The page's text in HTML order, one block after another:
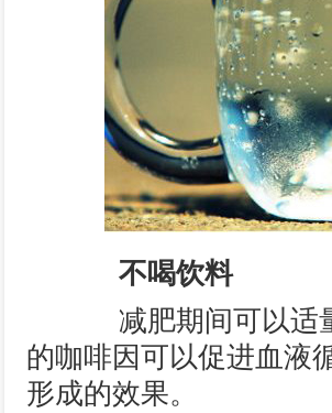
不喝饮料
减肥期间可以适
的咖啡因可以促进血液
形成的效果。